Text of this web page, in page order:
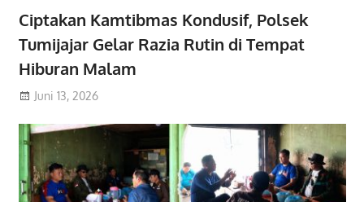
Ciptakan Kamtibmas Kondusif, Polsek
Tumijajar Gelar Razia Rutin di Tempat
Hiburan Malam
Juni 13, 2026